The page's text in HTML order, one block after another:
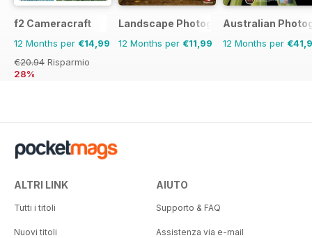
f2 Cameracraft
12 Months per €14,99
€20.94 Risparmio
28%
Landscape Photography The
12 Months per €11,99
Australian
12 Months per
ALTRI LINK
Tutti i titoli
Nuovi titoli
AIUTO
Supporto & FAQ
Assistenza via e-mail